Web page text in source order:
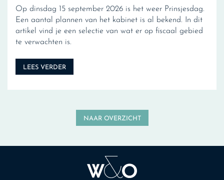
Op dinsdag 15 september 2026 is het weer Prinsjesdag.
Een aantal plannen van het kabinet is al bekend. In dit
artikel vind je een selectie van wat er op fiscaal gebied
te verwachten is.
LEES VERDER
NAAR OVERZICHT